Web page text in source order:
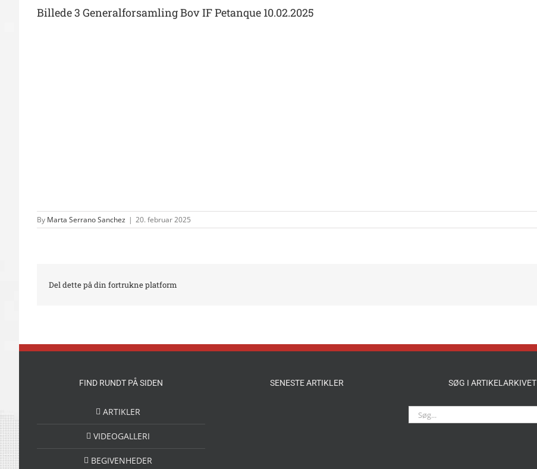
Billede 3 Generalforsamling Bov IF Petanque 10.02.2025
By Marta Serrano Sanchez | 20. februar 2025
Del dette på din fortrukne platform
FIND RUNDT PÅ SIDEN
ARTIKLER
VIDEOGALLERI
BEGIVENHEDER
SENESTE ARTIKLER SØG I ARTIKELARKIVET
Søg
efter: